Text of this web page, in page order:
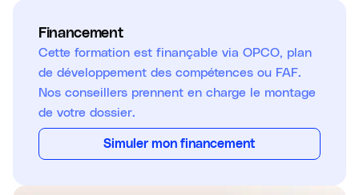
Financement
Cette formation est finançable via OPCO, plan
de développement des compétences ou FAF.
Nos conseillers prennent en charge le montage
de votre dossier.
Simuler mon financement